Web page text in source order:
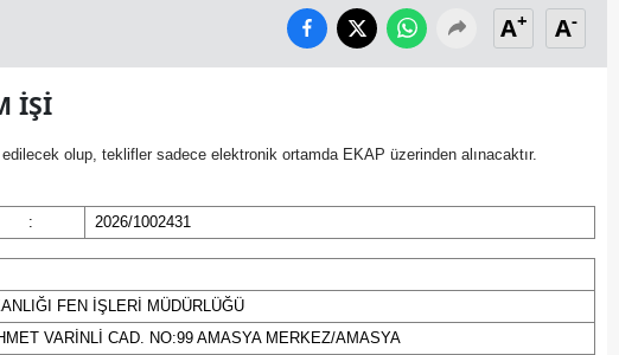
Aydın
Burdur
A+ A-
İŞİ
olup, teklifler sadece elektronik ortamda EKAP üzerinden alınacaktır.
: 2026/1002431
FEN İŞLERİ MÜDÜRLÜĞÜ
VARİNLİ CAD. NO:99 AMASYA MERKEZ/AMASYA